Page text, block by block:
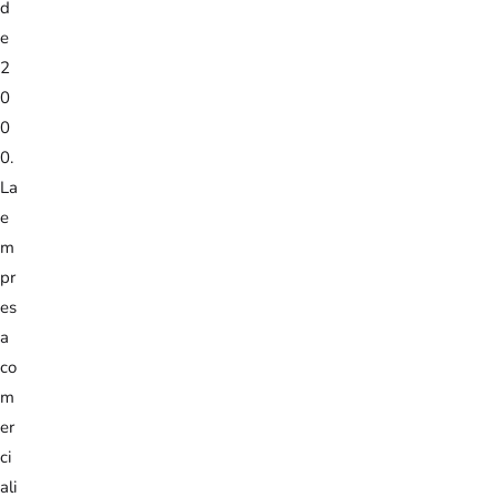
d
e
2
0
0
0.
La
e
m
pr
es
a
co
m
er
ci
ali